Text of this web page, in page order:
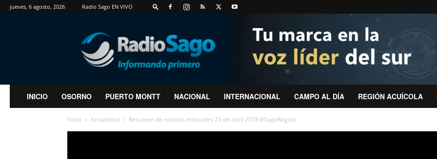
jueves, 6 agosto, 2026 Radio Sago EN VIVO
RadioSago
INICIO OSORNO PUERTO MONTT NACIONAL INTERNACIONAL CAMPO AL DÍA REGIÓN ACUÍCOLA
Inicio Actualidad Resumen de noticias miércoles 25 de abril 2018 #SagoRegión